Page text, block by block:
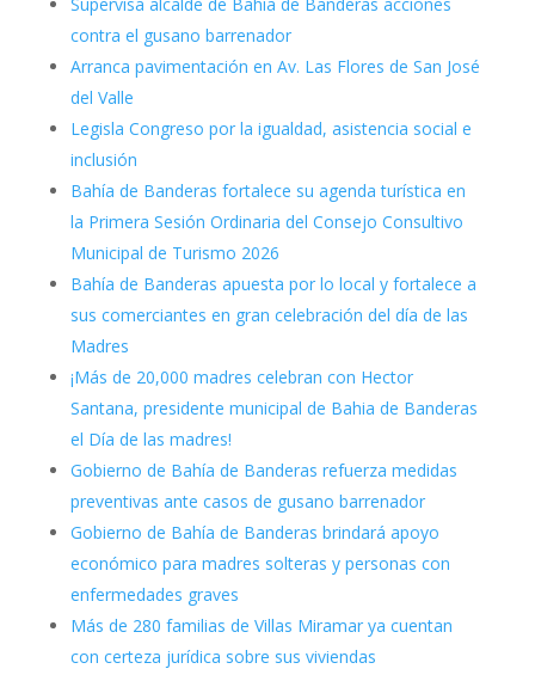
contra el gusano barrenador
Arranca pavimentación en Av. Las Flores de San José
del Valle
Legisla Congreso por la igualdad, asistencia social e
inclusión
Bahía de Banderas fortalece su agenda turística en
la Primera Sesión Ordinaria del Consejo Consultivo
Municipal de Turismo 2026
Bahía de Banderas apuesta por lo local y fortalece a
sus comerciantes en gran celebración del día de las
Madres
¡Más de 20,000 madres celebran con Hector
Santana, presidente municipal de Bahia de Banderas
el Día de las madres!
Gobierno de Bahía de Banderas refuerza medidas
preventivas ante casos de gusano barrenador
Gobierno de Bahía de Banderas brindará apoyo
económico para madres solteras y personas con
enfermedades graves
Más de 280 familias de Villas Miramar ya cuentan
con certeza jurídica sobre sus viviendas